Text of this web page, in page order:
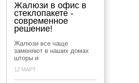
Жалюзи в офис в
стеклопакете -
современное
решение!
Жалюзи все чаще
заменяют в наших домах
шторы и
12 МАРТ